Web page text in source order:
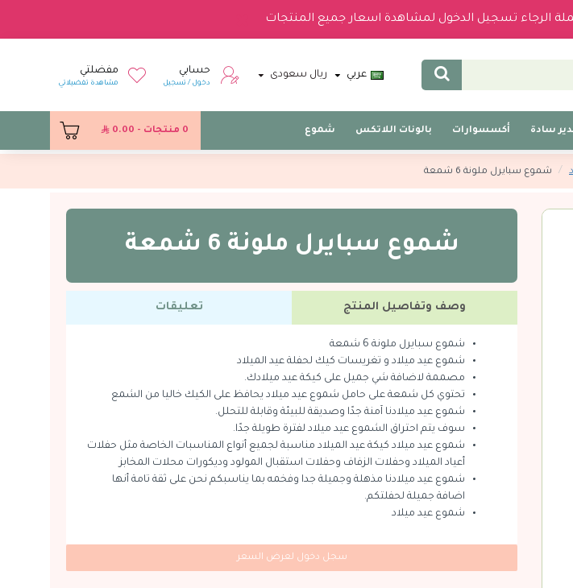
الرجاء تسجيل الدخول لمشاهدة اسعار جميع المنتجات
عربي ريال سعودى حسابي
دخول / تسجيل
مفضلتي
مشاهدة تفضيلاتي
سادة أكسسوارات بالونات اللاتكس شموع 0 منتجات - 0.00
شموع سبايرل ملونة 6 شمعة
شموع سبايرل ملونة 6 شمعة
وصف وتفاصيل المنتج تعليقات
شموع سبايرل ملونة 6 شمعة
شموع عيد ميلاد و تغريسات كيك لحفلة عيد الميلاد
مصممة لاضافة شي جميل على كيكة عيد ميلادك.
تحتوي كل شمعة على حامل شموع عيد ميلاد يحافظ على الكيك خاليا من الشمع
شموع عيد ميلادنا آمنة جدًا وصديقة للبيئة وقابلة للتحلل.
سوف يتم احتراق الشموع عيد ميلاد لفترة طويلة جدًا.
شموع عيد ميلاد كيكة عيد الميلاد مناسبة لجميع أنواع المناسبات الخاصة مثل حفلات
أعياد الميلاد وحفلات الزفاف وحفلات استقبال المولود وديكورات محلات المخابز
شموع عيد ميلادنا مذهلة وجميلة جدا وفخمه بما يناسبكم نحن على ثقة تامة أنها
اضافة جميلة لحفلتكم.
شموع عيد ميلاد
سجل دخول لعرض السعر